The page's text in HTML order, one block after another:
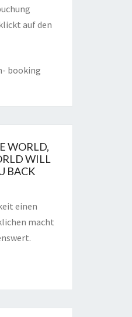
auf den
booking
WORLD,
WILL
BACK
einen
macht